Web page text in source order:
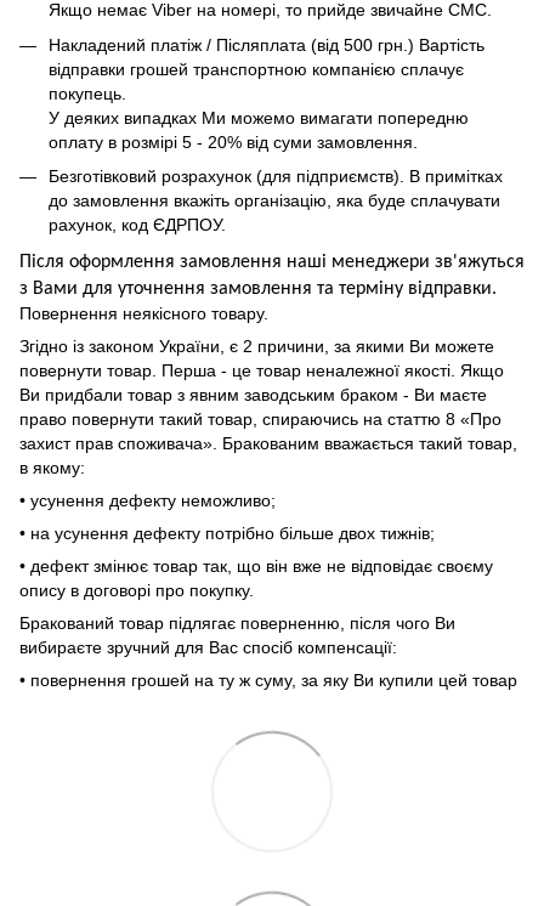
Якщо немає Viber на номері, то прийде звичайне СМС.
Накладений платіж / Післяплата (від 500 грн.) Вартість
відправки грошей транспортною компанією сплачує
покупець.
У деяких випадках Ми можемо вимагати попередню
оплату в розмірі 5 - 20% від суми замовлення.
Безготівковий розрахунок (для підприємств). В примітках
до замовлення вкажіть організацію, яка буде сплачувати
рахунок, код ЄДРПОУ.
Після оформлення замовлення наші менеджери зв'яжуться
з Вами для уточнення замовлення та терміну відправки.
Повернення неякісного товару.
Згідно із законом України, є 2 причини, за якими Ви можете
повернути товар. Перша - це товар неналежної якості. Якщо
Ви придбали товар з явним заводським браком - Ви маєте
право повернути такий товар, спираючись на статтю 8 «Про
захист прав споживача». Бракованим вважається такий товар,
в якому:
• усунення дефекту неможливо;
• на усунення дефекту потрібно більше двох тижнів;
• дефект змінює товар так, що він вже не відповідає своєму
опису в договорі про покупку.
Бракований товар підлягає поверненню, після чого Ви
вибираєте зручний для Вас спосіб компенсації:
• повернення грошей на ту ж суму, за яку Ви купили цей товар